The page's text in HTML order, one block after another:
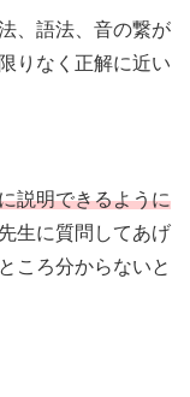
、語法、音の繋が
りなく正解に近い
説明できるように
生に質問してあげ
ころ分からないと